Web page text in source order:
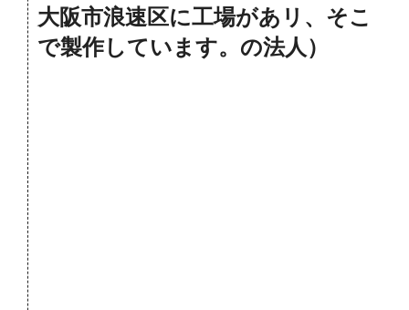
大阪市浪速区に工場があリ、そこ
で製作しています。の法人）